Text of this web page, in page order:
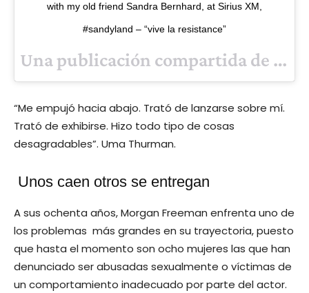
with my old friend Sandra Bernhard, at Sirius XM,
#sandyland – “vive la resistance”
Una publicación compartida de
Uma
“Me empujó hacia abajo. Trató de lanzarse sobre mí.
Trató de exhibirse. Hizo todo tipo de cosas
desagradables”. Uma Thurman.
Unos caen otros se entregan
A sus ochenta años, Morgan Freeman enfrenta uno de
los problemas más grandes en su trayectoria, puesto
que hasta el momento son ocho mujeres las que han
denunciado ser abusadas sexualmente o víctimas de
un comportamiento inadecuado por parte del actor.